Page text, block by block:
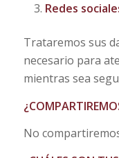
Redes
Trataremos sus
necesario para
mientras sea
No